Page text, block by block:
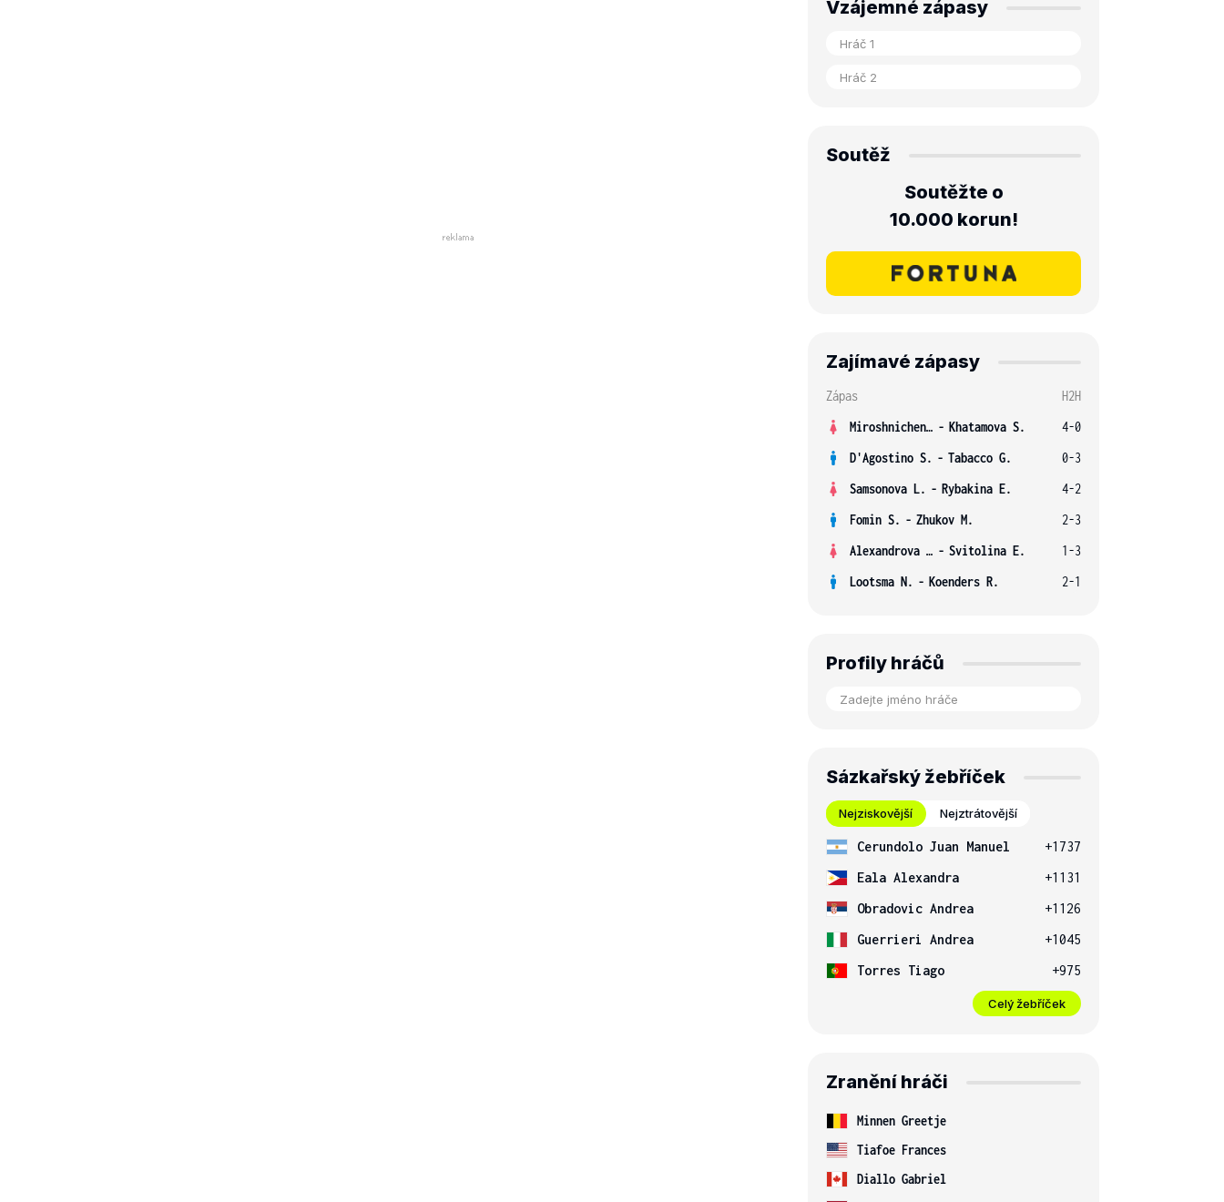
Vzájemné zápasy
Soutěž
Soutěžte o
10.000 korun!
Zajímavé zápasy
Zápas
H2H
Miroshnichenko V. - Khatamova S.
4-0
D'Agostino S. - Tabacco G.
0-3
Samsonova L. - Rybakina E.
4-2
Fomin S. - Zhukov M.
2-3
Alexandrova E. - Svitolina E.
1-3
Lootsma N. - Koenders R. 2-1
Profily hráčů
Sázkařský žebříček
Nejziskovější Nejztrátovější
Cerundolo Juan Manuel
+1737
Eala Alexandra
+1131
Obradovic Andrea
+1126
Guerrieri Andrea
+1045
Torres Tiago
+975
Celý žebříček
Zranění hráči
Minnen Greetje
Tiafoe Frances
Diallo Gabriel